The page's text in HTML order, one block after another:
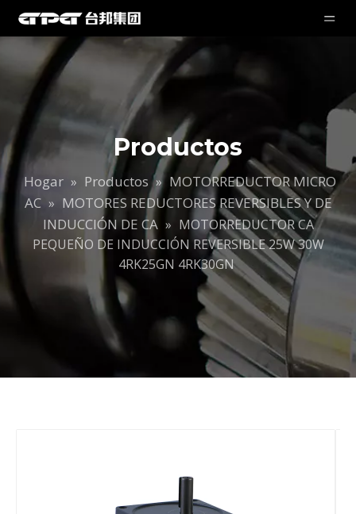
Productos
Hogar » Productos » MOTORREDUCTOR MICRO
AC » MOTORES REDUCTORES REVERSIBLES Y DE
INDUCCIÓN DE CA » MOTORREDUCTOR CA
PEQUEÑO DE INDUCCIÓN REVERSIBLE 25W 30W
4RK25GN 4RK30GN